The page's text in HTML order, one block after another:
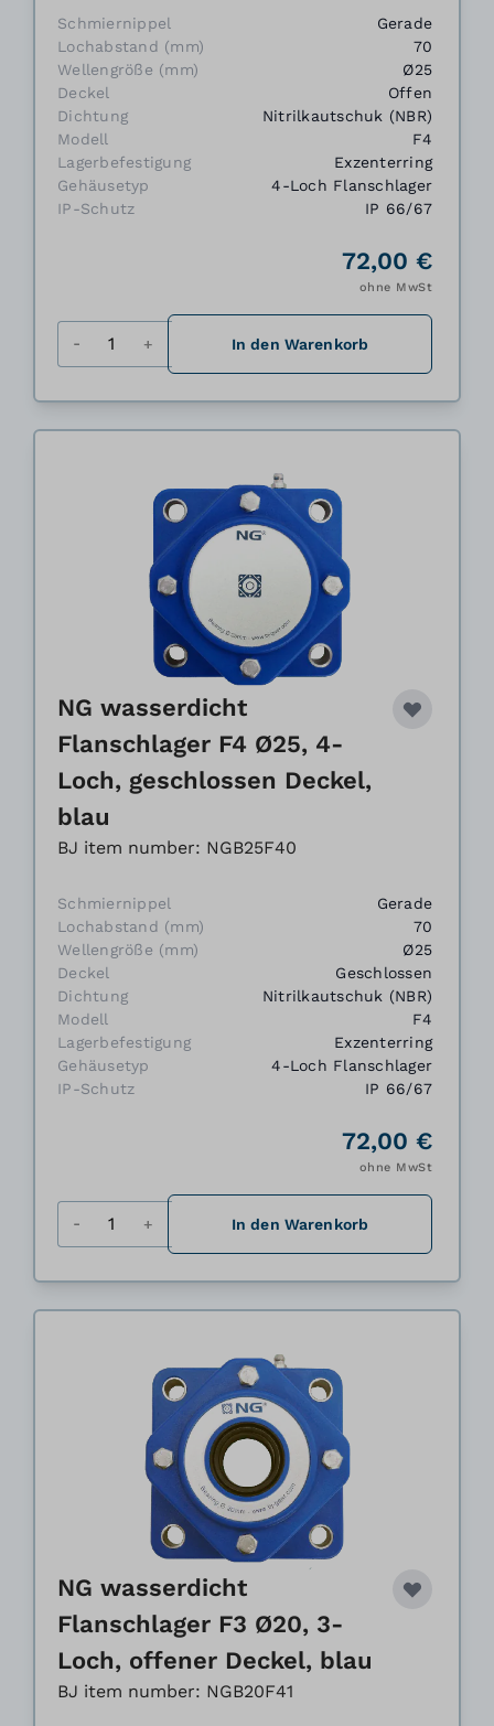
Schmiernippel
Gerade
Lochabstand (mm)
70
Wellengröße (mm)
Ø25
Deckel
Offen
Dichtung
Nitrilkautschuk (NBR)
Modell
F4
Lagerbefestigung
Exzenterring
Gehäusetyp
4-Loch Flanschlager
IP-Schutz
IP 66/67
72,00 €
ohne MwSt
In den Warenkorb
NG wasserdicht
Flanschlager F4 Ø25, 4-
Loch, geschlossen Deckel,
blau
BJ item number: NGB25F40
Schmiernippel
Gerade
Lochabstand (mm)
70
Wellengröße (mm)
Ø25
Deckel
Geschlossen
Dichtung
Nitrilkautschuk (NBR)
Modell
F4
Lagerbefestigung
Exzenterring
Gehäusetyp
4-Loch Flanschlager
IP-Schutz
IP 66/67
72,00 €
ohne MwSt
In den Warenkorb
NG wasserdicht
Flanschlager F3 Ø20, 3-
Loch, offener Deckel, blau
BJ item number: NGB20F41